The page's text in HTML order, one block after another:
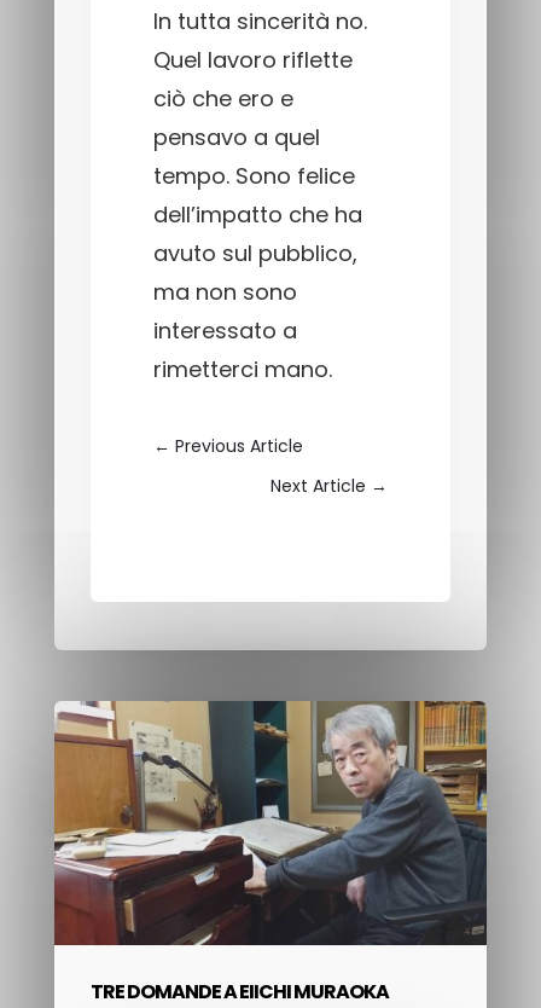
In tutta sincerità no.
Quel lavoro riflette
ciò che ero e
pensavo a quel
tempo. Sono felice
dell’impatto che ha
avuto sul pubblico,
ma non sono
interessato a
rimetterci mano.
←Previous Article
Next Article →
TRE DOMANDE A EIICHI MURAOKA